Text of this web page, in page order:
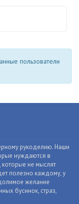
пользователи
рукоделию. Наши
нуждаются в
не мыслят
полезно каждому, у
желание
бусинок, страз,